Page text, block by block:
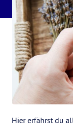
Hier erfährst du